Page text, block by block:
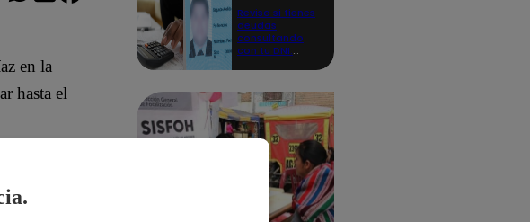
en la
hasta el
Revisa si tienes
deudas
consultando
con tu DNI:
detalles